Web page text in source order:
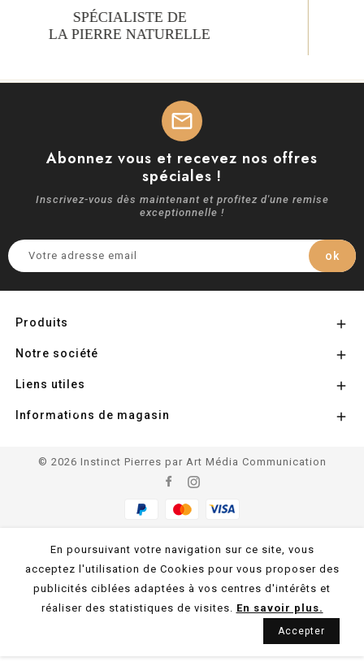
20 ANS D’EXPÉRIENCE
DANS LA TAILLE DE PIERRE
mail
Abonnez vous et recevez nos offres
spéciales !
Inscrivez-vous dès maintenant et profitez d'une remise
exceptionnelle !
Produits 
Notre société 
Liens utiles 
Informations de magasin 
© 2026 Instinct Pierres par Art Média Communication
En poursuivant votre navigation sur ce site, vous
acceptez l'utilisation de Cookies pour vous proposer des
publicités ciblées adaptées à vos centres d'intérêts et
réaliser des statistiques de visites. En savoir plus.
Accepter